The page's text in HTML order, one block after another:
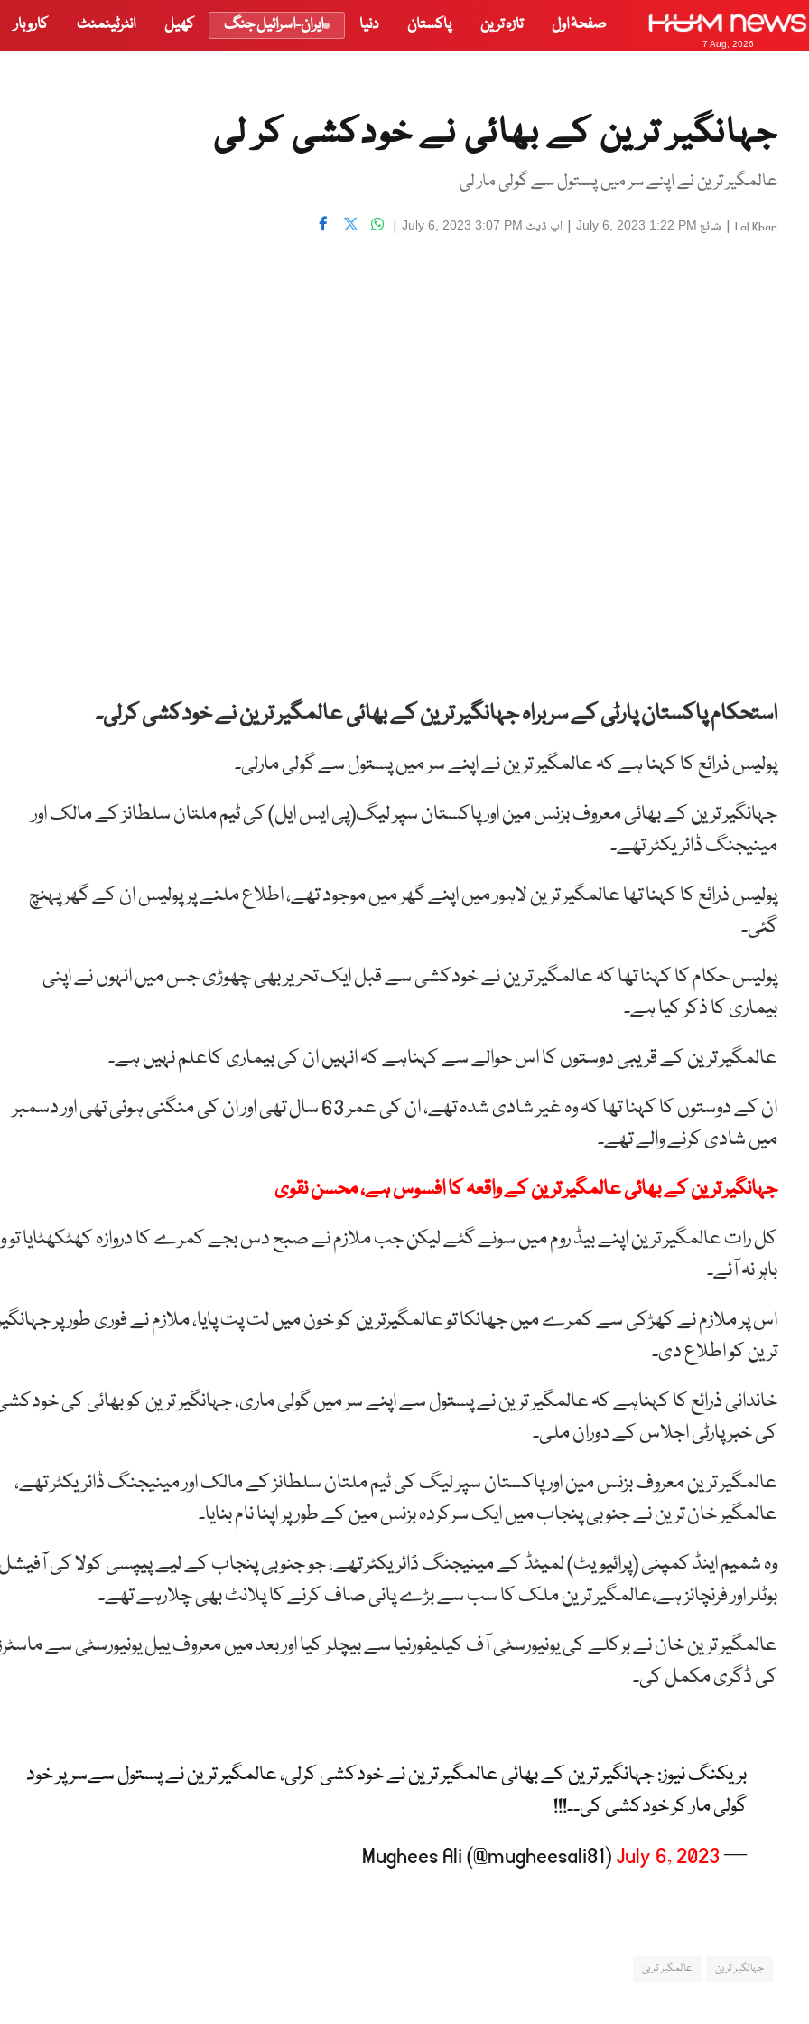
7 Aug, 2026
صفحۂ اول تازہ ترین پاکستان دنیا ایران-اسرائیل جنگ کھیل انٹرٹینمنٹ کاروبار
جہانگیر ترین کے بھائی نے خودکشی کر لی
عالمگیر ترین نے اپنے سر میں پستول سے گولی مار لی
Lal Khan
| شائع July 6, 2023 1:22 PM
| اپ ڈیٹ July 6, 2023 3:07 PM
|
استحکام پاکستان پارٹی کے سربراہ جہانگیر ترین کے بھائی عالمگیر ترین نے خودکشی کرلی۔
پولیس ذرائع کا کہنا ہے کہ عالمگیر ترین نے اپنے سر میں پستول سے گولی مارلی۔
جہانگیر ترین کے بھائی معروف بزنس مین اور پاکستان سپر لیگ(پی ایس ایل) کی ٹیم ملتان سلطانز کے مالک اور
مینیجنگ ڈائریکٹر تھے۔
پولیس ذرائع کا کہنا تھا عالمگیر ترین لاہور میں اپنے گھر میں موجود تھے، اطلاع ملنے پر پولیس ان کے گھر پہنچ
گئی۔
پولیس حکام کا کہنا تھا کہ عالمگیر ترین نے خودکشی سے قبل ایک تحریر بھی چھوڑی جس میں انہوں نے اپنی
بیماری کا ذکر کیا ہے۔
عالمگیر ترین کے قریبی دوستوں کا اس حوالے سے کہناہے کہ انہیں ان کی بیماری کاعلم نہیں ہے۔
ان کے دوستوں کا کہنا تھا کہ وہ غیر شادی شدہ تھے، ان کی عمر 63 سال تھی اور ان کی منگنی ہوئی تھی اور دسمبر
میں شادی کرنے والے تھے۔
جہانگیر ترین کے بھائی عالمگیر ترین کے واقعہ کا افسوس ہے، محسن نقوی
کل رات عالمگیر ترین اپنے بیڈ روم میں سونے گئے لیکن جب ملازم نے صبح دس بجے کمرے کا دروازہ کھٹکھٹایا تو
باہر نہ آئے۔
اس پر ملازم نے کھڑکی سے کمرے میں جھانکا تو عالمگیرترین کو خون میں لت پت پایا، ملازم نے فوری طور پر
ترین کو اطلاع دی۔
خاندانی ذرائع کا کہناہے کہ عالمگیر ترین نے پستول سے اپنے سر میں گولی ماری، جہانگیر ترین کو بھائی کی
کی خبر پارٹی اجلاس کے دوران ملی۔
عالمگیر ترین معروف بزنس مین اور پاکستان سپر لیگ کی ٹیم ملتان سلطانز کے مالک اور مینیجنگ ڈائریکٹر تھے،
عالمگیر خان ترین نے جنوبی پنجاب میں ایک سرکردہ بزنس مین کے طور پر اپنا نام بنایا۔
وہ شمیم اینڈ کمپنی (پرائیویٹ) لمیٹڈ کے مینیجنگ ڈائریکٹر تھے، جو جنوبی پنجاب کے لیے پیپسی کولا کی
بوٹلر اور فرنچائز ہے،عالمگیر ترین ملک کا سب سے بڑے پانی صاف کرنے کا پلانٹ بھی چلارہے تھے۔
عالمگیر ترین خان نے برکلے کی یونیورسٹی آف کیلیفورنیا سے بیچلر کیا اور بعد میں معروف ییل یونیورسٹی سے
کی ڈگری مکمل کی۔
بریکنگ نیوز: جہانگیر ترین کے بھائی عالمگیر ترین نے خودکشی کرلی، عالمگیر ترین نے پستول سےسر پر خود
گولی مار کر خودکشی کی۔۔!!!
— Mughees Ali (@mugheesali81)
July 6, 2023
جہانگیر ترین عالمگیر ترین